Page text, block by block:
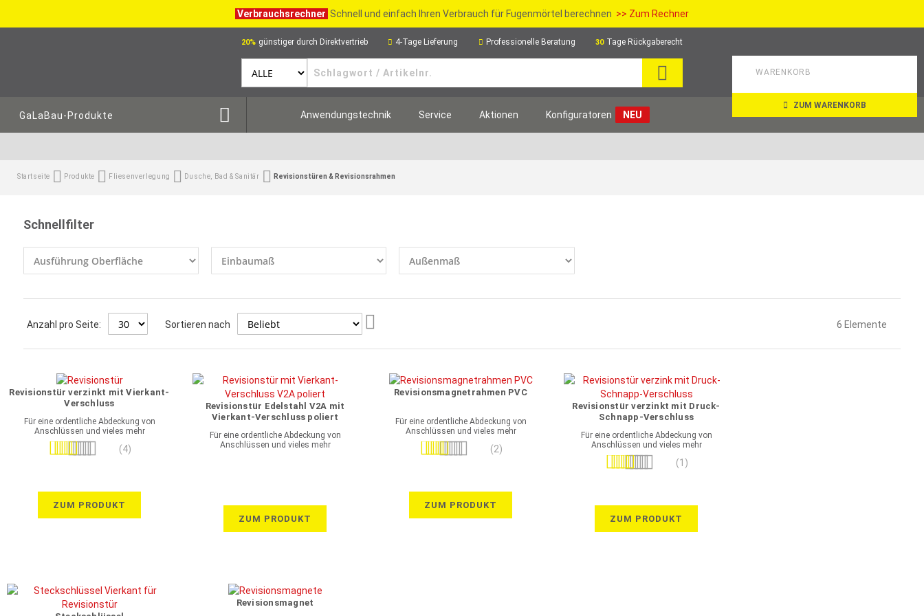
Verbrauchsrechner Schnell und einfach Ihren Verbrauch für Fugenmörtel berechnen >> Zum Rechner
20% günstiger durch Direktvertrieb 4-Tage Lieferung Professionelle Beratung 30 Tage Rückgaberecht
WARENKORB
ZUM WARENKORB
GaLaBau-Produkte Anwendungstechnik Service Aktionen Konfiguratoren NEU
Startseite Produkte Fliesenverlegung Dusche, Bad & Sanitär Revisionstüren & Revisionsrahmen
Schnellfilter
Anzahl pro Seite: Sortieren nach 6 Elemente
Revisionstür verzinkt mit Vierkant-
Verschluss
Für eine ordentliche Abdeckung von
Anschlüssen und vieles mehr
Bewertung:
(4)
ZUM PRODUKT
Revisionstür Edelstahl V2A mit
Vierkant-Verschluss poliert
Für eine ordentliche Abdeckung von
Anschlüssen und vieles mehr
ZUM PRODUKT
Revisionsmagnetrahmen PVC
Für eine ordentliche Abdeckung von
Anschlüssen und vieles mehr
Bewertung:
(2)
ZUM PRODUKT
Revisionstür verzinkt mit Druck-
Schnapp-Verschluss
Für eine ordentliche Abdeckung von
Anschlüssen und vieles mehr
Bewertung:
(1)
ZUM PRODUKT
Revisionsmagnet